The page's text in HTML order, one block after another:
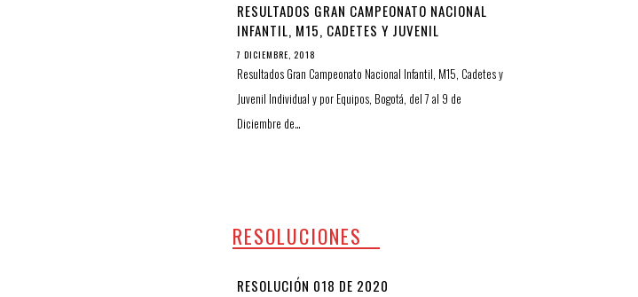
RESULTADOS GRAN CAMPEONATO NACIONAL
INFANTIL, M15, CADETES Y JUVENIL
INDIVIDUAL Y POR EQUIPOS
7 DICIEMBRE, 2018
Resultados Gran Campeonato Nacional Infantil, M15, Cadetes y
Juvenil Individual y por Equipos, Bogotá, del 7 al 9 de
Diciembre de…
RESOLUCIONES
RESOLUCIÓN 018 DE 2020